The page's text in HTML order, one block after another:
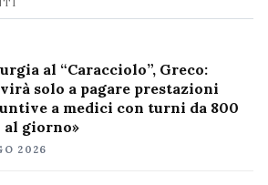
al “Caracciolo”, Greco:
solo a pagare prestazioni
a medici con turni da 800
al giorno»
2026